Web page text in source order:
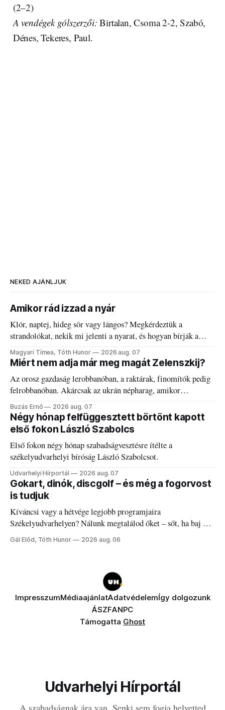
(2–2)
A vendégek gólszerzői: Birtalan, Csoma 2-2, Szabó,
Dénes, Tekeres, Paul.
NEKED AJÁNLJUK
Amikor rád izzad a nyár
Klór, naptej, hideg sör vagy lángos? Megkérdeztük a
strandolókat, nekik mi jelenti a nyarat, és hogyan bírják a
kánikulát.
Magyari Tímea, Tóth Hunor 2026 aug. 07
Miért nem adja már meg magát Zelenszkij?
Az orosz gazdaság lerobbanóban, a raktárak, finomítók pedig
felrobbanóban. Akárcsak az ukrán népharag, amikor
elégedetlen vezetőivel.
Buzás Ernő 2026 aug. 07
Négy hónap felfüggesztett börtönt kapott
első fokon László Szabolcs
Első fokon négy hónap szabadságvesztésre ítélte a
székelyudvarhelyi bíróság László Szabolcsot.
Udvarhelyi Hírportál 2026 aug. 07
Gokart, dinók, discgolf – és még a fogorvost
is tudjuk
Kíváncsi vagy a hétvége legjobb programjaira
Székelyudvarhelyen? Nálunk megtalálod őket – sőt, ha baj van
a fogaddal, a fogorvosi ügyeletet is!
Gál Előd, Tóth Hunor 2026 aug. 06
ImpresszumMédiaajánlatAdatvédelemÍgy dolgozunk
ÁSZFANPC
Támogatta Ghost
Udvarhelyi Hírportál
A szabadságnak ára van. Senki sem fogja helyetted